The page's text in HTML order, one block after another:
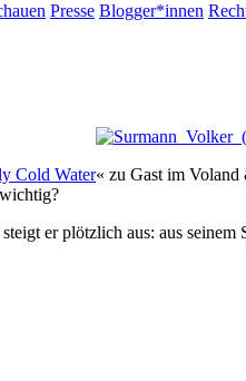
Presse Blogger*innen
Cold Water« zu Gast im Voland
er plötzlich aus: aus